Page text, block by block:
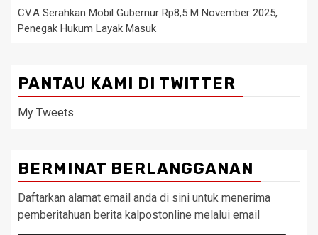
CV.A Serahkan Mobil Gubernur Rp8,5 M November 2025,
Penegak Hukum Layak Masuk
PANTAU KAMI DI TWITTER
My Tweets
BERMINAT BERLANGGANAN
Daftarkan alamat email anda di sini untuk menerima
pemberitahuan berita kalpostonline melalui email